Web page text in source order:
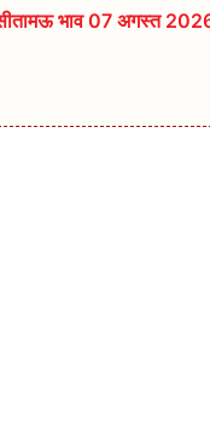
भाव 07 अगस्त